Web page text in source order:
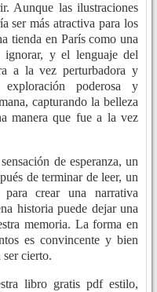
Aunque las ilustraciones
ser más atractiva para los
tienda en París como una
ignorar, y el lenguaje del
a la vez perturbadora y
poderosa y
capturando la belleza
manera que fue a la vez
de esperanza, un
de terminar de leer, un
crear una narrativa
historia puede dejar una
memoria. La forma en
es convincente y bien
cierto.
libro gratis pdf estilo,